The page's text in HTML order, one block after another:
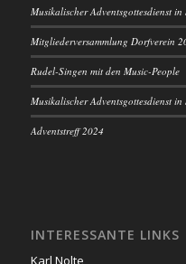
Musikalischer Adventsgottesdienst in
Mitgliederversammlung Dorfverein
Rudel-Singen mit den Music-People
Musikalischer Adventsgottesdienst in
Adventstreff 2024
INTERESSANTE LINKS